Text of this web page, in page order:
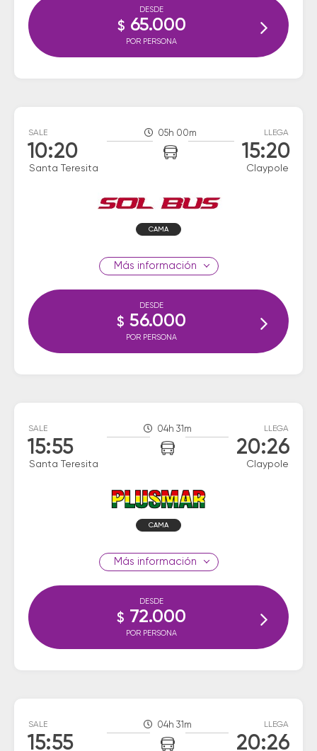
DESDE
$ 65.000
POR PERSONA
SALE
10:20
Santa Teresita
05h 00m LLEGA
15:20
Claypole
CAMA
información
DESDE
$ 56.000
POR PERSONA
SALE
15:55
Santa Teresita
04h 31m LLEGA
20:26
Claypole
CAMA
información
DESDE
$ 72.000
POR PERSONA
SALE
15:55
04h 31m LLEGA
20:26